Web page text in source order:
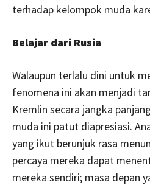
terhadap kelompok muda
Belajar dari Rusia
Walaupun terlalu dini untuk
fenomena ini akan menjadi
Kremlin secara jangka
muda ini patut diapresiasi.
yang ikut berunjuk rasa
percaya mereka dapat
mereka sendiri; masa depan